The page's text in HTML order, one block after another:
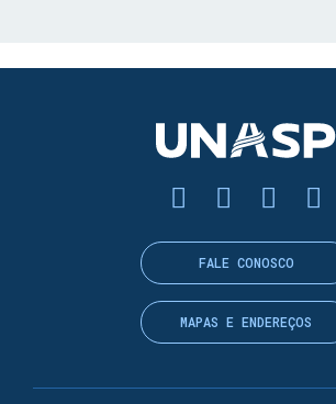
FALE CONOSCO
MAPAS E ENDEREÇOS